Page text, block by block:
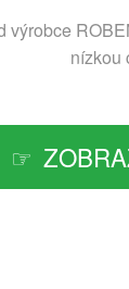
výrobce
nízkou